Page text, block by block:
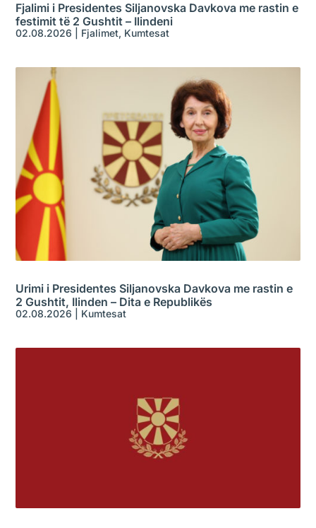
Fjalimi i Presidentes Siljanovska Davkova me rastin e
festimit të 2 Gushtit – Ilindeni
02.08.2026 Fjalimet, Kumtesat
Urimi i Presidentes Siljanovska Davkova me rastin e
2 Gushtit, Ilinden – Dita e Republikës
02.08.2026 Kumtesat